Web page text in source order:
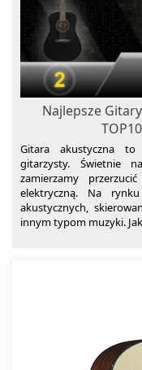
Najlepsze
Gitara akustyczna to
gitarzysty. Świetnie
zamierzamy
elektryczną. Na
akustycznych,
innym typom muzyki.